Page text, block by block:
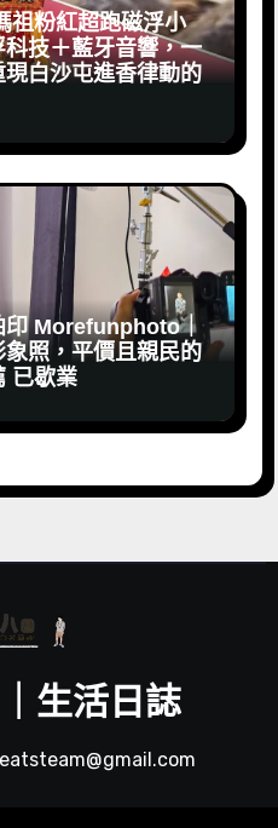
祖粉紅超跑磁浮小
技＋藍牙音響，一
白沙屯進香律動的
印 Morefunphoto｜
照，平價且親民的
已歇業
生活日誌